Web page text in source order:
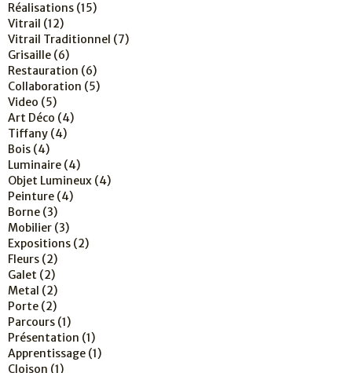
Réalisations (15)
Vitrail (12)
Vitrail Traditionnel (7)
Grisaille (6)
Restauration (6)
Collaboration (5)
Video (5)
Art Déco (4)
Tiffany (4)
Bois (4)
Luminaire (4)
Objet Lumineux (4)
Peinture (4)
Borne (3)
Mobilier (3)
Expositions (2)
Fleurs (2)
Galet (2)
Metal (2)
Porte (2)
Parcours (1)
Présentation (1)
Apprentissage (1)
Cloison (1)